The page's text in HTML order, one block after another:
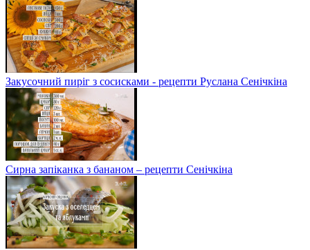
Закусочний пиріг з сосисками - рецепти Руслана Сенічкіна
Сирна запіканка з бананом – рецепти Сенічкіна